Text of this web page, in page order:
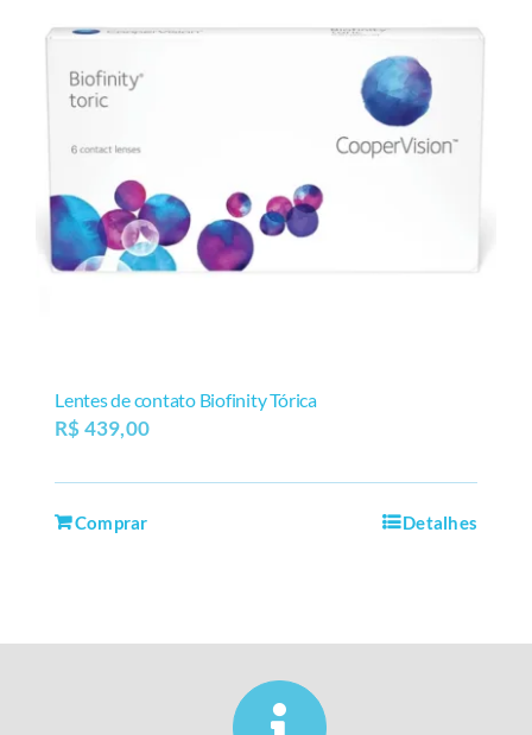
Lentes de contato Biofinity Tórica
R$439,00
Comprar Detalhes